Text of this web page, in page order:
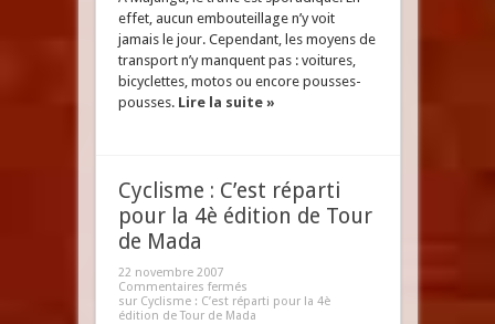
effet, aucun embouteillage n’y voit
jamais le jour. Cependant, les moyens de
transport n’y manquent pas : voitures,
bicyclettes, motos ou encore pousses-
pousses. Lire la suite »
Cyclisme : C’est réparti
pour la 4è édition de Tour
de Mada
22 novembre 2007
Commentaires fermés
sur Cyclisme : C’est réparti pour la 4è
édition de Tour de Mada